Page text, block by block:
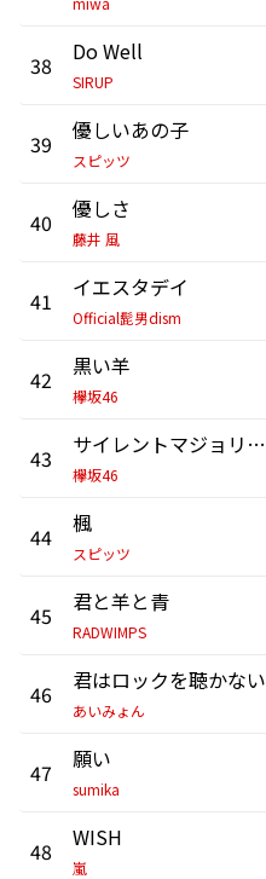
38 Do Well
SIRUP
39 優しいあの子
スピッツ
40 優しさ
藤井 風
41 イエスタデイ
Official髭男dism
42 黒い羊
欅坂46
43 サイレントマジョリティー
欅坂46
44 楓
スピッツ
45 君と羊と青
RADWIMPS
46 君はロックを聴かない
あいみょん
47 願い
sumika
48 WISH
嵐